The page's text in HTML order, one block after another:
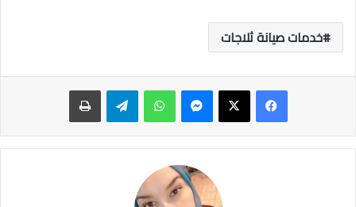
خدمات صيانة ثلاجات
ماسنجر واتساب تيلقرام طباعة